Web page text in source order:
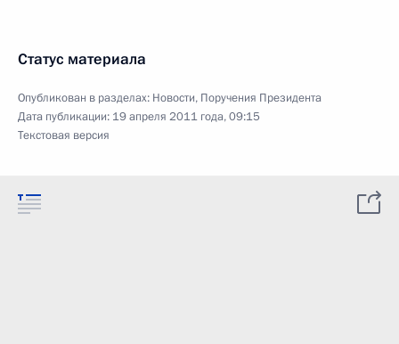
Статус материала
Опубликован в разделах: Новости, Поручения Президента
Дата публикации: 19 апреля 2011 года, 09:15
Текстовая версия